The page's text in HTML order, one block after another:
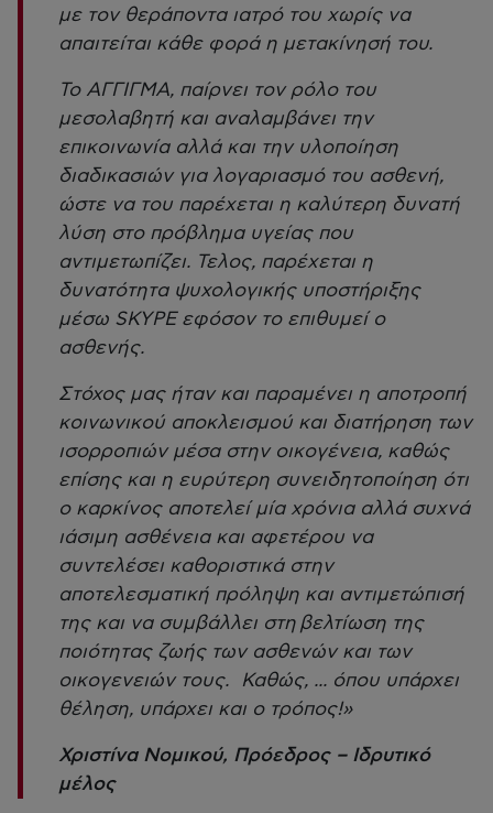
με τον θεράποντα ιατρό του χωρίς να
απαιτείται κάθε φορά η μετακίνησή του.
Το ΑΓΓΙΓΜΑ, παίρνει τον ρόλο του
μεσολαβητή και αναλαμβάνει την
επικοινωνία αλλά και την υλοποίηση
διαδικασιών για λογαριασμό του ασθενή,
ώστε να του παρέχεται η καλύτερη δυνατή
λύση στο πρόβλημα υγείας που
αντιμετωπίζει. Τελος, παρέχεται η
δυνατότητα ψυχολογικής υποστήριξης
μέσω SKYPE εφόσον το επιθυμεί ο
ασθενής.
Στόχος μας ήταν και παραμένει η αποτροπή
κοινωνικού αποκλεισμού και διατήρηση των
ισορροπιών μέσα στην οικογένεια, καθώς
επίσης και η ευρύτερη συνειδητοποίηση ότι
ο καρκίνος αποτελεί μία χρόνια αλλά συχνά
ιάσιμη ασθένεια και αφετέρου να
συντελέσει καθοριστικά στην
αποτελεσματική πρόληψη και αντιμετώπισή
της και να συμβάλλει στη βελτίωση της
ποιότητας ζωής των ασθενών και των
οικογενειών τους. Καθώς, ... όπου υπάρχει
θέληση, υπάρχει και ο τρόπος!»
Χριστίνα Νομικού, Πρόεδρος – Ιδρυτικό
μέλος